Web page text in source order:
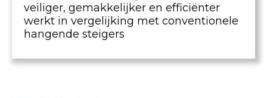
veiliger, gemakkelijker en efficiënter
werkt in vergelijking met conventionele
hangende steigers